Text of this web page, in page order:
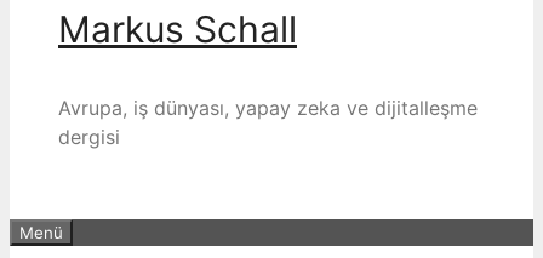
Markus Schall
Avrupa, iş dünyası, yapay zeka ve dijitalleşme
dergisi
Menü